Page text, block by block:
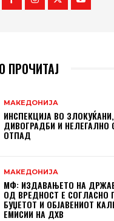
ПРОЧИТАЈ
МАКЕДОНИЈА
ИНСПЕКЦИЈА ВО
ДИВОГРАДБИ И НЕЛЕГАЛНО
ОТПАД
МАКЕДОНИЈА
МФ: ИЗДАВАЊЕТО НА
ОД ВРЕДНОСТ Е СОГЛАСНО
БУЏЕТОТ И ОБЈАВЕНИОТ
ЕМИСИИ НА ДХВ